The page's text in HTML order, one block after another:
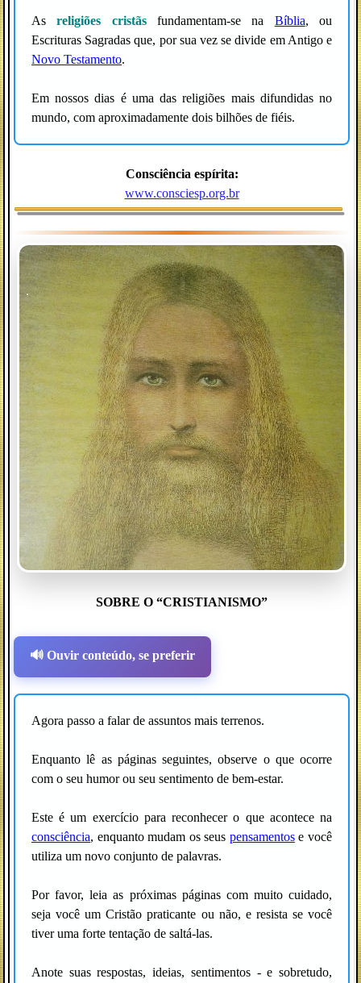
Asreligiões cristãsfundamentam-se na Bíblia, ou
Escrituras Sagradas que, por sua vez se divide em Antigo e
Novo Testamento.
Em nossos dias é uma das religiões mais difundidas no
mundo, com aproximadamente dois bilhões de fiéis.
Consciência espírita:
www.consciesp.org.br
SOBRE O “CRISTIANISMO”
🔊 Ouvir conteúdo, se preferir
Agora passo a falar de assuntos mais terrenos.
Enquanto lê as páginas seguintes, observe o que ocorre
com o seu humor ou seu sentimento de bem-estar.
Este é um exercício para reconhecer o que acontece na
consciência, enquanto mudam os seus pensamentose você
utiliza um novo conjunto de palavras.
Por favor, leia as próximas páginas com muito cuidado,
seja você um Cristão praticante ou não, e resista se você
tiver uma forte tentação de saltá-las.
Anote suas respostas, ideias, sentimentos - e sobretudo,